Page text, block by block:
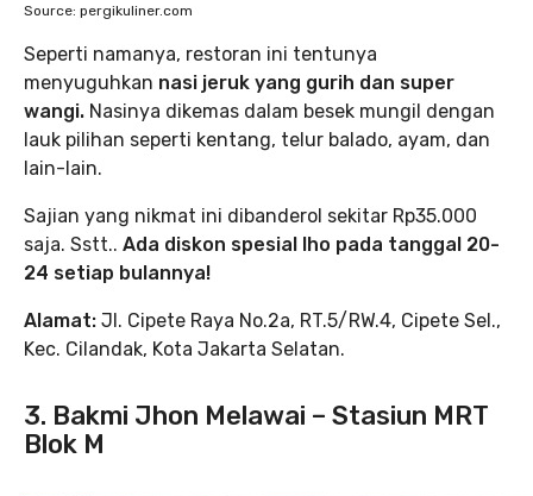
Source: pergikuliner.com
Seperti namanya, restoran ini tentunya
menyuguhkan nasi jeruk yang gurih dan super
wangi. Nasinya dikemas dalam besek mungil dengan
lauk pilihan seperti kentang, telur balado, ayam, dan
lain-lain.
Sajian yang nikmat ini dibanderol sekitar Rp35.000
saja. Sstt.. Ada diskon spesial lho pada tanggal 20-
24 setiap bulannya!
Alamat: Jl. Cipete Raya No.2a, RT.5/RW.4, Cipete Sel.,
Kec. Cilandak, Kota Jakarta Selatan.
3. Bakmi Jhon Melawai – Stasiun MRT
Blok M